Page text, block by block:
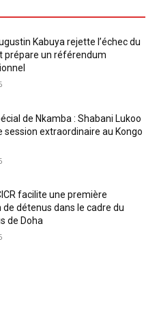
Kabuya rejette l’échec du
prépare un référendum
de Nkamba : Shabani Lukoo
session extraordinaire au Kongo
facilite une première
de détenus dans le cadre du
de Doha